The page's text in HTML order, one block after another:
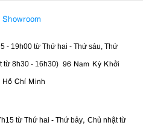
bố cục vô song.
phong cách chụp ảnh truyền
bị
phân giải cao này cho phép bạn
và điều chỉnh cài đặt một cách dễ
thoải mái từ nhiều góc độ khác
phố góc thấp hoặc ảnh chân dung
- 19h00 từ Thứ hai - Thứ sáu, Thứ
từ 8h30 - 16h30) 96 Nam Kỳ Khởi
Chí Minh
từ Thứ hai - Thứ bảy, Chủ nhật từ